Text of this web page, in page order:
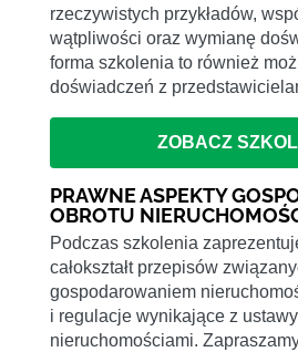
rzeczywistych przykładów,
wątpliwości oraz wymianę
forma szkolenia to również
doświadczeń z
ZOBACZ
PRAWNE ASPEKTY
OBROTU
Podczas szkolenia
całokształt przepisów
gospodarowaniem
i regulacje wynikające z
nieruchomościami.